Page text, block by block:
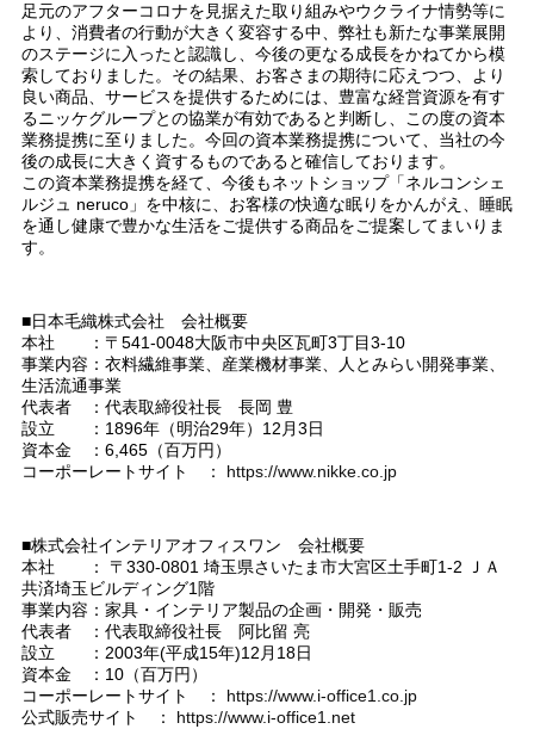
足元のアフターコロナを見据えた取り組みやウクライナ情勢等に
より、消費者の行動が大きく変容する中、弊社も新たな事業展開
のステージに入ったと認識し、今後の更なる成長をかねてから模
索しておりました。その結果、お客さまの期待に応えつつ、より
良い商品、サービスを提供するためには、豊富な経営資源を有す
るニッケグループとの協業が有効であると判断し、この度の資本
業務提携に至りました。今回の資本業務提携について、当社の今
後の成長に大きく資するものであると確信しております。
この資本業務提携を経て、今後もネットショップ「ネルコンシェ
ルジュ neruco」を中核に、お客様の快適な眠りをかんがえ、睡眠
を通し健康で豊かな生活をご提供する商品をご提案してまいりま
す。
■日本毛織株式会社 会社概要
本社 ：〒541-0048大阪市中央区瓦町3丁目3-10
事業内容：衣料繊維事業、産業機材事業、人とみらい開発事業、
生活流通事業
代表者 ：代表取締役社長 長岡 豊
設立 ：1896年（明治29年）12月3日
資本金 ：6,465（百万円）
コーポーレートサイト ： https://www.nikke.co.jp
■株式会社インテリアオフィスワン 会社概要
本社 ： 〒330-0801 埼玉県さいたま市大宮区土手町1-2 ＪＡ
共済埼玉ビルディング1階
事業内容：家具・インテリア製品の企画・開発・販売
代表者 ：代表取締役社長 阿比留 亮
設立 ：2003年(平成15年)12月18日
資本金 ：10（百万円）
コーポーレートサイト ： https://www.i-office1.co.jp
公式販売サイト ： https://www.i-office1.net